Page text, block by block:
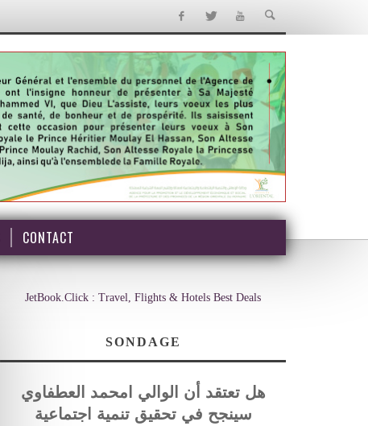
CONTACT
JetBook.Click : Travel, Flights & Hotels Best Deals
SONDAGE
هل تعتقد أن الوالي امحمد العطفاوي
سينجح في تحقيق تنمية اجتماعية